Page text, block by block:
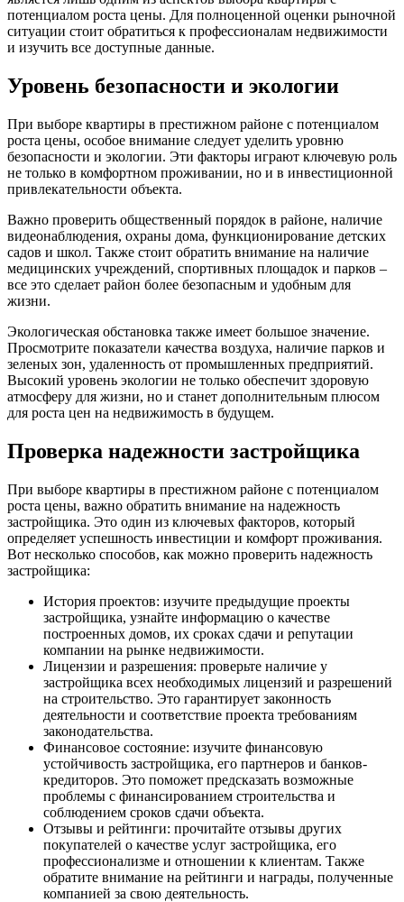
потенциалом роста цены. Для полноценной оценки рыночной
ситуации стоит обратиться к профессионалам недвижимости
и изучить все доступные данные.
Уровень безопасности и экологии
При выборе квартиры в престижном районе с потенциалом
роста цены, особое внимание следует уделить уровню
безопасности и экологии. Эти факторы играют ключевую роль
не только в комфортном проживании, но и в инвестиционной
привлекательности объекта.
Важно проверить общественный порядок в районе, наличие
видеонаблюдения, охраны дома, функционирование детских
садов и школ. Также стоит обратить внимание на наличие
медицинских учреждений, спортивных площадок и парков –
все это сделает район более безопасным и удобным для
жизни.
Экологическая обстановка также имеет большое значение.
Просмотрите показатели качества воздуха, наличие парков и
зеленых зон, удаленность от промышленных предприятий.
Высокий уровень экологии не только обеспечит здоровую
атмосферу для жизни, но и станет дополнительным плюсом
для роста цен на недвижимость в будущем.
Проверка надежности застройщика
При выборе квартиры в престижном районе с потенциалом
роста цены, важно обратить внимание на надежность
застройщика. Это один из ключевых факторов, который
определяет успешность инвестиции и комфорт проживания.
Вот несколько способов, как можно проверить надежность
застройщика:
История проектов: изучите предыдущие проекты
застройщика, узнайте информацию о качестве
построенных домов, их сроках сдачи и репутации
компании на рынке недвижимости.
Лицензии и разрешения: проверьте наличие у
застройщика всех необходимых лицензий и разрешений
на строительство. Это гарантирует законность
деятельности и соответствие проекта требованиям
законодательства.
Финансовое состояние: изучите финансовую
устойчивость застройщика, его партнеров и банков-
кредиторов. Это поможет предсказать возможные
проблемы с финансированием строительства и
соблюдением сроков сдачи объекта.
Отзывы и рейтинги: прочитайте отзывы других
покупателей о качестве услуг застройщика, его
профессионализме и отношении к клиентам. Также
обратите внимание на рейтинги и награды, полученные
компанией за свою деятельность.